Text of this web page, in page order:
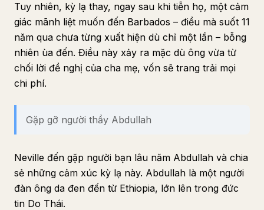
Tuy nhiên, kỳ lạ thay, ngay sau khi tiễn họ, một cảm
giác mãnh liệt muốn đến Barbados – điều mà suốt 11
năm qua chưa từng xuất hiện dù chỉ một lần – bỗng
nhiên ùa đến. Điều này xảy ra mặc dù ông vừa từ
chối lời đề nghị của cha mẹ, vốn sẽ trang trải mọi
chi phí.
Gặp gỡ người thầy Abdullah
Neville đến gặp người bạn lâu năm Abdullah và chia
sẻ những cảm xúc kỳ lạ này. Abdullah là một người
đàn ông da đen đến từ Ethiopia, lớn lên trong đức
tin Do Thái.